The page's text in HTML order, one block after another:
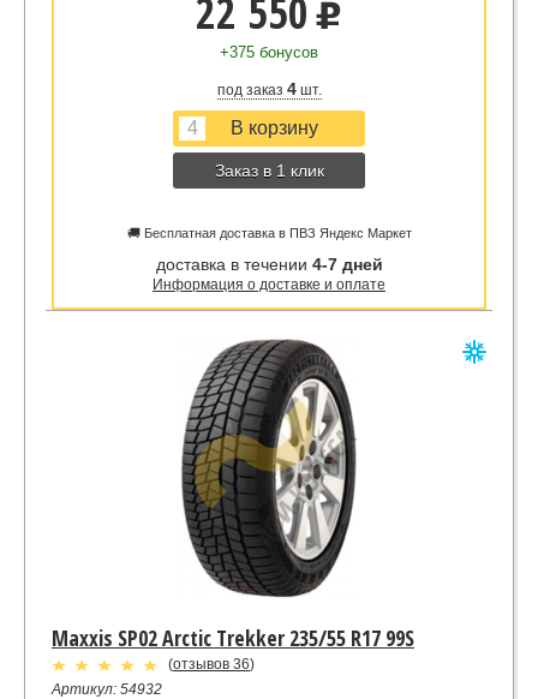
22 550 u
+375 бонусов
под заказ 4шт.
Заказ в 1 клик
🚚 Бесплатная доставка в ПВЗ Яндекс Маркет
доставка в течении 4-7 дней
Информация о доставке и оплате
Maxxis SP02 Arctic Trekker 235/55 R17 99S
(отзывов 36)
Артикул: 54932